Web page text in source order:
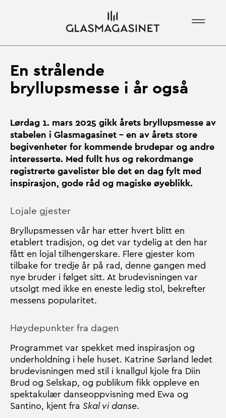
En strålende
bryllupsmesse i år også
Lørdag 1. mars 2025 gikk årets bryllupsmesse av
stabelen i Glasmagasinet – en av årets store
begivenheter for kommende brudepar og andre
interesserte. Med fullt hus og rekordmange
registrerte gavelister ble det en dag fylt med
inspirasjon, gode råd og magiske øyeblikk.
Lojale gjester
Bryllupsmessen vår har etter hvert blitt en
etablert tradisjon, og det var tydelig at den har
fått en lojal tilhengerskare. Flere gjester kom
tilbake for tredje år på rad, denne gangen med
nye bruder i følget sitt. At brudevisningen var
utsolgt med ikke en eneste ledig stol, bekrefter
messens popularitet.
Høydepunkter fra dagen
Programmet var spekket med inspirasjon og
underholdning i hele huset. Katrine Sørland ledet
brudevisningen med stil i knallgul kjole fra Diin
Brud og Selskap, og publikum fikk oppleve en
spektakulær danseoppvisning med Ewa og
Santino, kjent fra Skal vi danse.